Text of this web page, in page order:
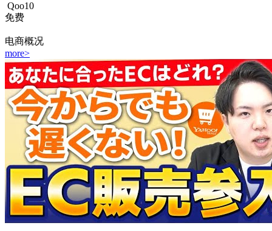
Qoo10
免费
电商概况
more>